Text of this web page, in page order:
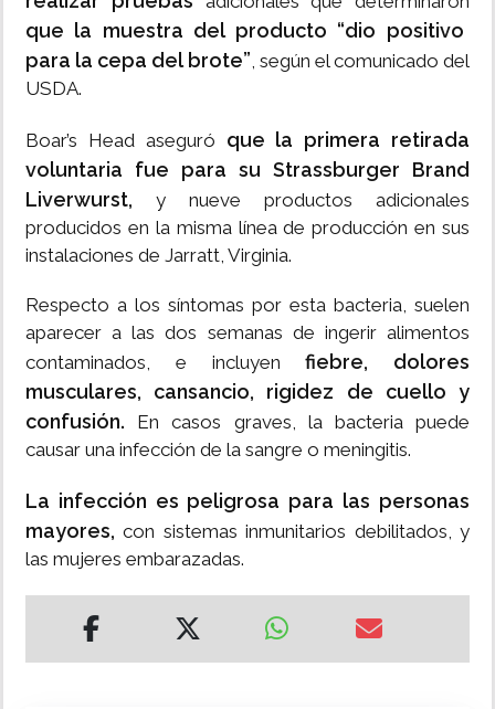
que la muestra del producto “dio positivo
para la cepa del brote”, según el comunicado del
USDA.
Boar’s Head aseguró que la primera retirada
voluntaria fue para su Strassburger Brand
Liverwurst, y nueve productos adicionales
producidos en la misma línea de producción en sus
instalaciones de Jarratt, Virginia.
Respecto a los síntomas por esta bacteria, suelen
aparecer a las dos semanas de ingerir alimentos
contaminados, e incluyen fiebre, dolores
musculares, cansancio, rigidez de cuello y
confusión. En casos graves, la bacteria puede
causar una infección de la sangre o meningitis.
La infección es peligrosa para las personas
mayores,con sistemas inmunitarios debilitados, y
las mujeres embarazadas.